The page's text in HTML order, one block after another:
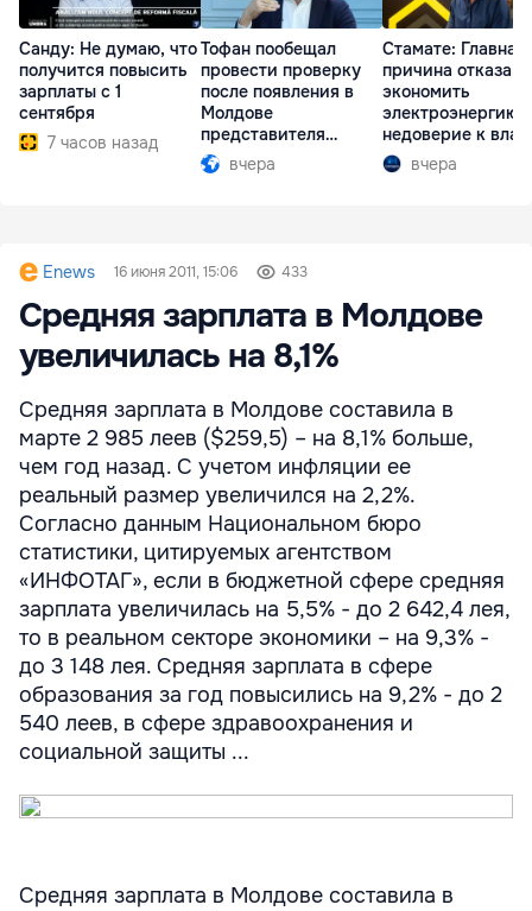
Санду: Не думаю, что
получится повысить
зарплаты с 1
сентября
7 часов назад
Тофан пообещал
провести проверку
после появления в
Молдове
представителя
Южной Осетии
вчера
Стамате: Главная
причина отказа
экономить
электроэнергию
недоверие к
вчера
Enews 16 июня 2011, 15:06 433
Средняя зарплата в Молдове
увеличилась на 8,1%
Средняя зарплата в Молдове составила в
марте 2 985 леев ($259,5) – на 8,1% больше,
чем год назад. С учетом инфляции ее
реальный размер увеличился на 2,2%.
Согласно данным Национальном бюро
статистики, цитируемых агентством
«ИНФОТАГ», если в бюджетной сфере средняя
зарплата увеличилась на 5,5% - до 2 642,4 лея,
то в реальном секторе экономики – на 9,3% -
до 3 148 лея. Средняя зарплата в сфере
образования за год повысились на 9,2% - до 2
540 леев, в сфере здравоохранения и
социальной защиты ...
Средняя зарплата в Молдове составила в